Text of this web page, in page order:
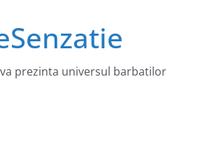
prezinta universul barbatilor